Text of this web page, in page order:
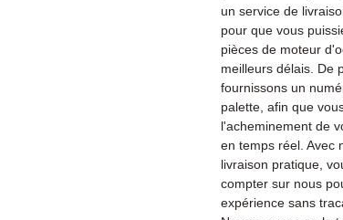
un service de
pour que vous
pièces de moteur
meilleurs délais. De
fournissons un
palette, afin que
l'acheminement de
en temps réel. Avec
livraison pratique,
compter sur nous
expérience sans